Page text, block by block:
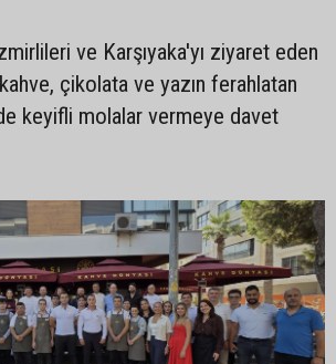
ve Karşıyaka'yı ziyaret eden
çikolata ve yazın ferahlatan
keyifli molalar vermeye davet